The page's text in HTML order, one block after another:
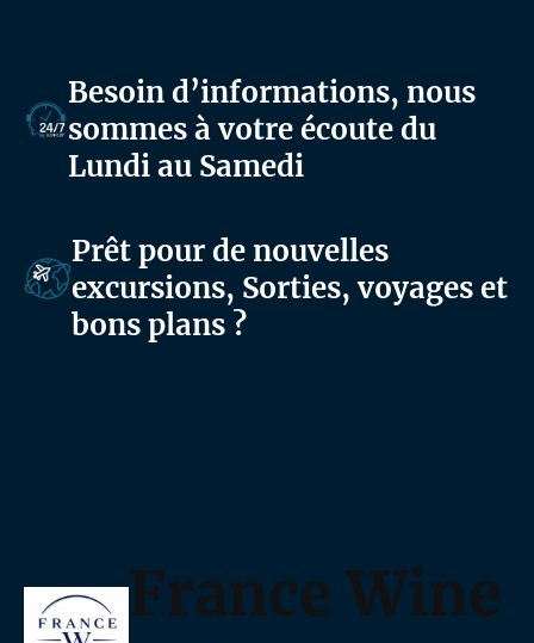
Besoin d’informations, nous
sommes à votre écoute du
Lundi au Samedi
Prêt pour de nouvelles
excursions, Sorties, voyages et
bons plans ?
France Wine